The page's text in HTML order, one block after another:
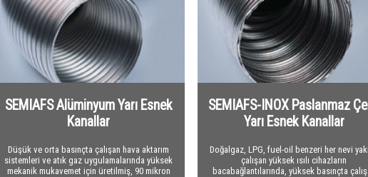
SEMIAFS Alüminyum Yarı Esnek
Kanallar
Düşük ve orta basınçta çalışan hava aktarım
sistemleri ve atık gaz uygulamalarında yüksek
mekanik mukavemet için üretilmiş, 90 mikron
SEMIAFS-INOX Paslanmaz
Yarı Esnek Kanallar
Doğalgaz, LPG, fuel-oil benzeri her nevi
çalışan yüksek ısılı cihazların
bacabağlantılarında, yüksek basınçta